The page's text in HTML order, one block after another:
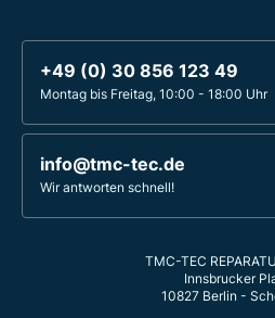
+49 (0) 30 856 123 49
Montag bis Freitag, 10:00 - 18:00 Uhr
info@tmc-tec.de
Wir antworten schnell!
TMC-TEC
Innsbrucker
10827 Berlin -